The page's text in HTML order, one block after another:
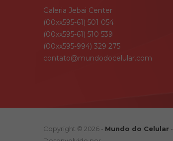
Galeria Jebai Center
(00xx595-61) 501 054
(00xx595-61) 510 539
(00xx595-994) 329 275
contato@mundodocelular.com
Copyright © 2026 - Mundo do Celular